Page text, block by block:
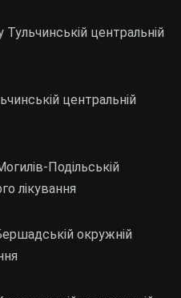
Тульчинській центральній
центральній
Подільській
лікування
окружній